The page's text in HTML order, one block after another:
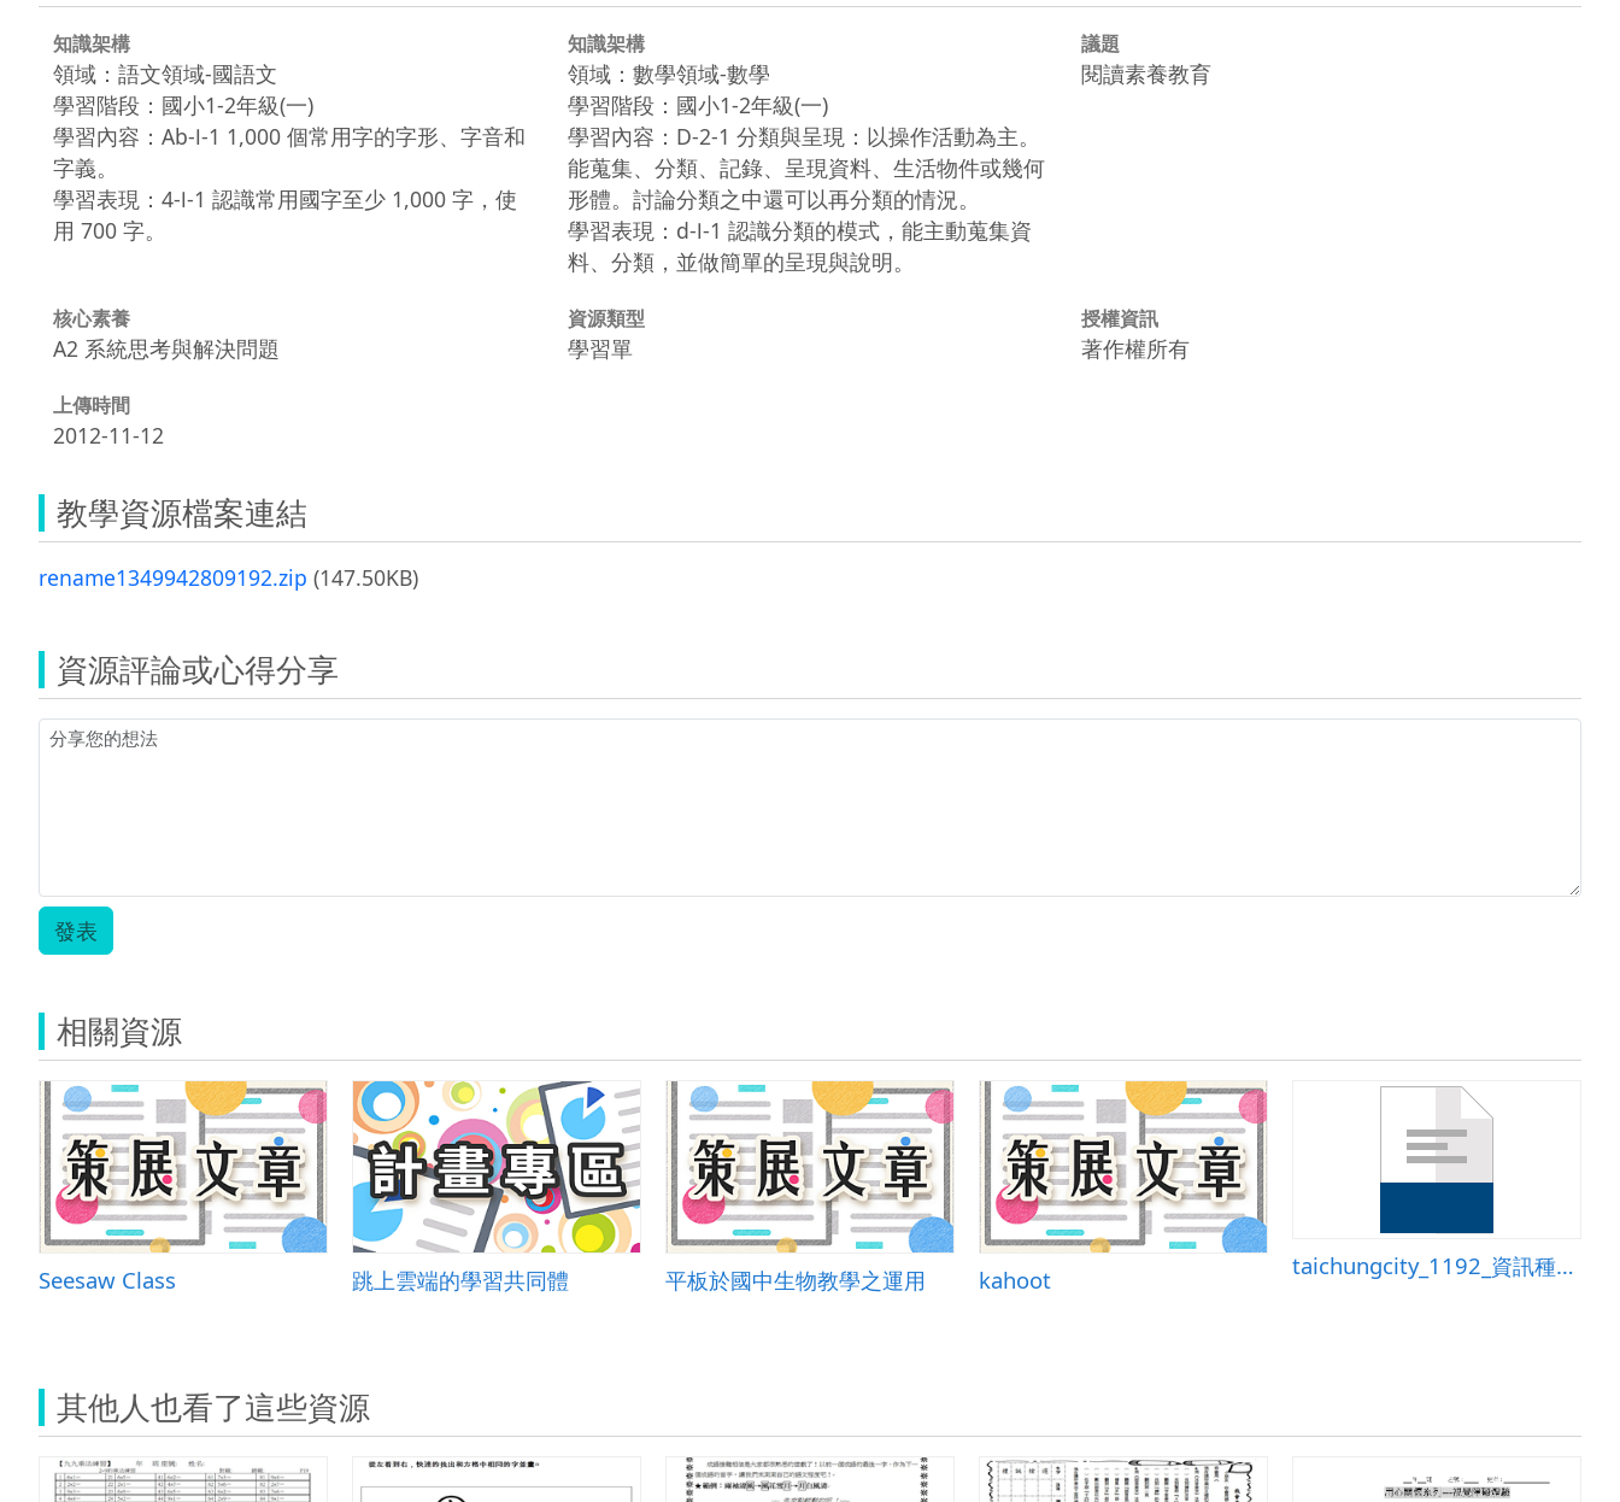
知識架構
領域：語文領域-國語文
學習階段：國小1-2年級(一)
學習內容：Ab-Ⅰ-1 1,000 個常用字的字形、字音和
字義。
學習表現：4-Ⅰ-1 認識常用國字至少 1,000 字，使
用 700 字。
知識架構
領域：數學領域-數學
學習階段：國小1-2年級(一)
學習內容：D-2-1 分類與呈現：以操作活動為主。
能蒐集、分類、記錄、呈現資料、生活物件或幾何
形體。討論分類之中還可以再分類的情況。
學習表現：d-Ⅰ-1 認識分類的模式，能主動蒐集資
料、分類，並做簡單的呈現與說明。
議題
閱讀素養教育
核心素養
A2 系統思考與解決問題
資源類型
學習單
授權資訊
著作權所有
上傳時間
2012-11-12
教學資源檔案連結
rename1349942809192.zip (147.50KB)
資源評論或心得分享
發表
相關資源
Seesaw Class 跳上雲端的學習共同體 平板於國中生物教學之運用 kahoot
taichungcity_1192_資訊種子語文科教學設計by康軒版六上第十課陳思三帖.doc
其他人也看了這些資源